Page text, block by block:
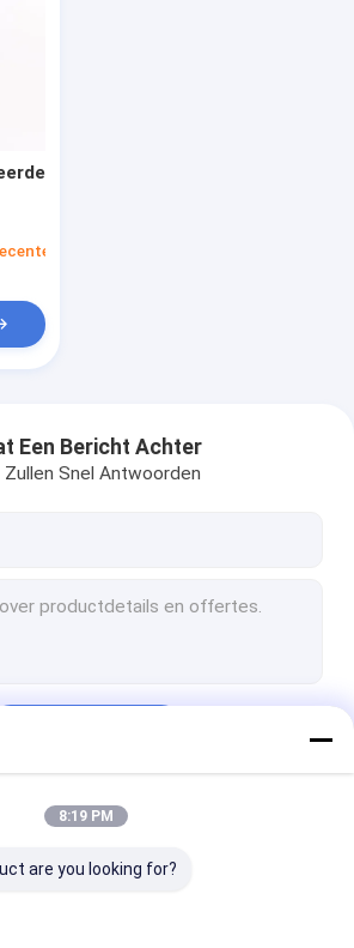
Prijs
Een Bericht Achter
Zullen Snel Antwoorden
8:19 PM
are you looking for?